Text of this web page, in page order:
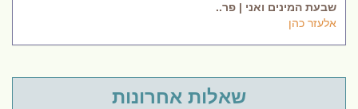
שבעת המינים ואני | פר..
אלעזר כהן
שאלות אחרונות